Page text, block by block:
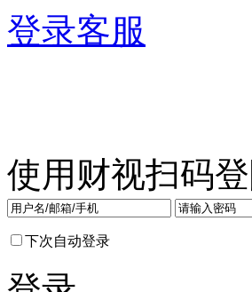
登录客服
使用财视扫码
下次自动登录